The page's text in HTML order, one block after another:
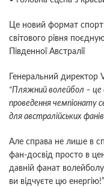
Це новий формат
світового рівня
Південної Австралії
Генеральний директор
“Пляжний волейбол – це
проведення чемпіонату
для австралійських
Але справа не лише в
фан-досвід просто в
давній фанат
ви відчуєте цю енергію!”